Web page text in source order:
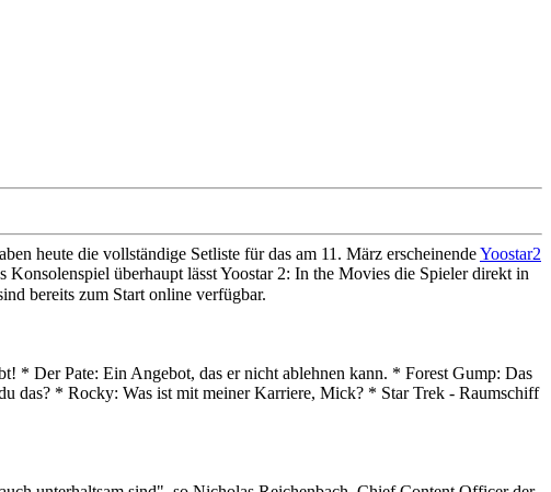
heute die vollständige Setliste für das am 11. März erscheinendeYoostar2
überhaupt lässt Yoostar 2: In the Movies die Spieler direkt in
bereits zum Start online verfügbar.
* Der Pate: Ein Angebot, das er nicht ablehnen kann. * Forest Gump: Das
das? * Rocky: Was ist mit meiner Karriere, Mick? * Star Trek - Raumschiff